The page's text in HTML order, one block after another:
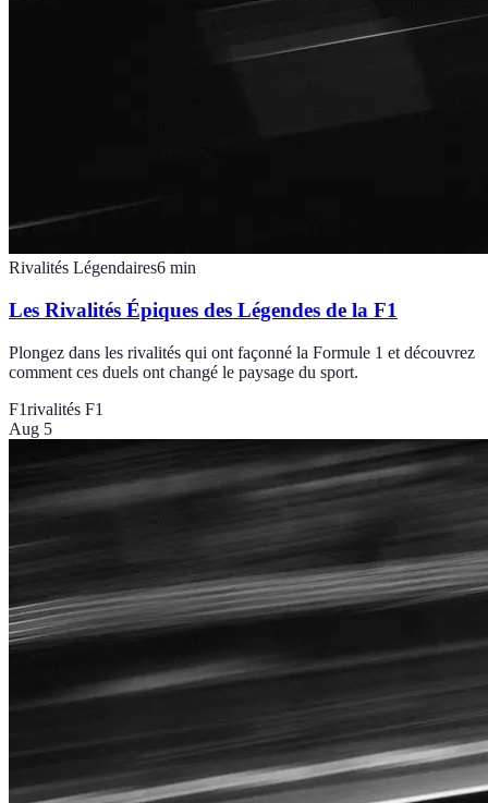
Rivalités Légendaires6 min
Les Rivalités Épiques des Légendes de la F1
Plongez dans les rivalités qui ont façonné la Formule 1 et découvrez
comment ces duels ont changé le paysage du sport.
F1rivalités F1
Aug 5